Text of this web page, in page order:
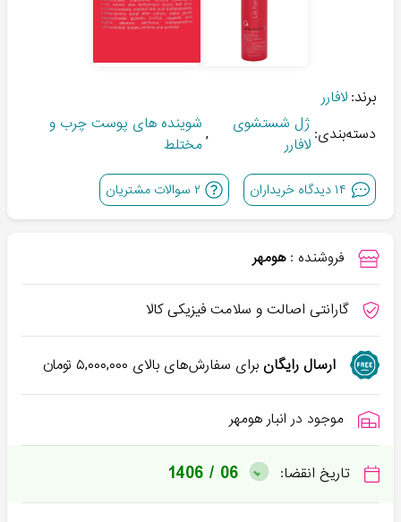
برند: لافارر
دسته‌بندی: ژل شستشوی
لافارر
, شوینده های پوست چرب و
مختلط
۱۴دیدگاه خریداران ۲ سوالات مشتریان
فروشنده : هومهر
گارانتی اصالت و سلامت فیزیکی کالا
ارسال رایگانبرای سفارش‌های بالای ۵,۰۰۰,۰۰۰تومان
موجود در انبار هومهر
تاریخ انقضا: 1406 / 06